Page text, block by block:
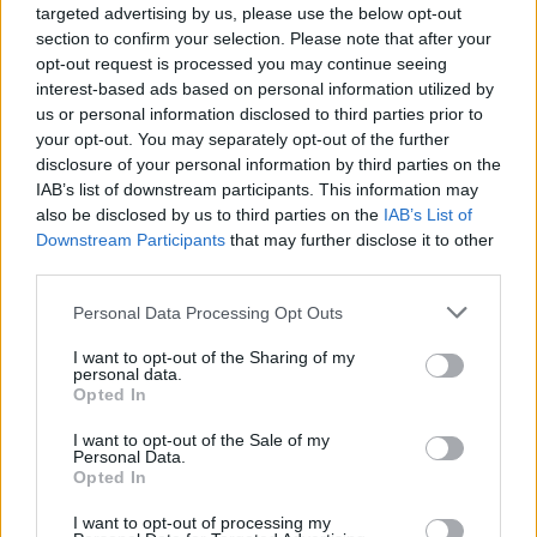
targeted advertising by us, please use the below opt-out
section to confirm your selection. Please note that after your
opt-out request is processed you may continue seeing
interest-based ads based on personal information utilized by
us or personal information disclosed to third parties prior to
your opt-out. You may separately opt-out of the further
disclosure of your personal information by third parties on the
IAB’s list of downstream participants. This information may
also be disclosed by us to third parties on the IAB’s List of
Downstream Participants that may further disclose it to other
Personal Data Processing Opt Outs
I want to opt-out of the Sharing of my
personal data.
Opted In
I want to opt-out of the Sale of my
Personal Data.
Opted In
I want to opt-out of processing my
kiöntőcsőrrel. Palástján
vésett historizáló
díszítmények. Ívelt fülén
csont szigetelőgyűrűkkel.
Nyakán jelzett: Pest, 1866.,
Goszmann György.
Brestyánszky: 174, 254. M.: 12
cm
Kikiáltási ár:70 000Ft
Aukció:
BÁV 74. Művészeti Aukció -
Ékszerek és ezüst
műtárgyak
Aukció időpontja: 2019-05-15
18:00
többszörösen tagolt,
fűrészelt, napraforgókkal
díszített edény, alján
csúcsíves, rügy formájú
fogó. Oldalára applikált,
öntött és cizellált szárnyas
angyalfejek. A poncolt,
pálmalevelekke
Kikiáltási ár:280 000Ft
Aukció:
BÁV 74. Művészeti Aukció -
Ékszerek és ezüst
műtárgyak
Aukció időpontja: 2019-05-15
18:00